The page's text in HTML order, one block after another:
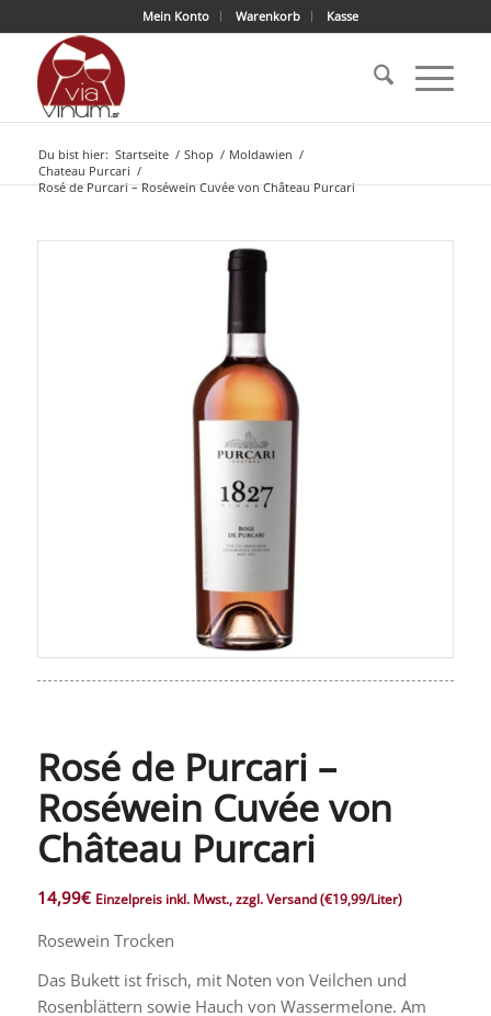
Mein Konto Warenkorb Kasse
Du bist hier: Startseite / Shop / Moldawien /
Chateau Purcari /
Rosé de Purcari – Roséwein Cuvée von Château Purcari
Rosé de Purcari –
Roséwein Cuvée von
Château Purcari
14,99€ Einzelpreis inkl. Mwst., zzgl. Versand(€19,99/Liter)
Rosewein Trocken
Das Bukett ist frisch, mit Noten von Veilchen und
Rosenblättern sowie Hauch von Wassermelone. Am